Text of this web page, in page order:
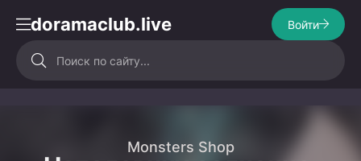
doramaclub.live Войти
Monsters Shop